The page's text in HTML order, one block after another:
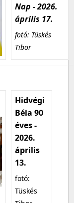
Nap - 2026.
április 17.
fotó: Tüskés
Tibor
Hidvégi
Béla 90
éves -
2026.
április
13.
fotó:
Tüskés